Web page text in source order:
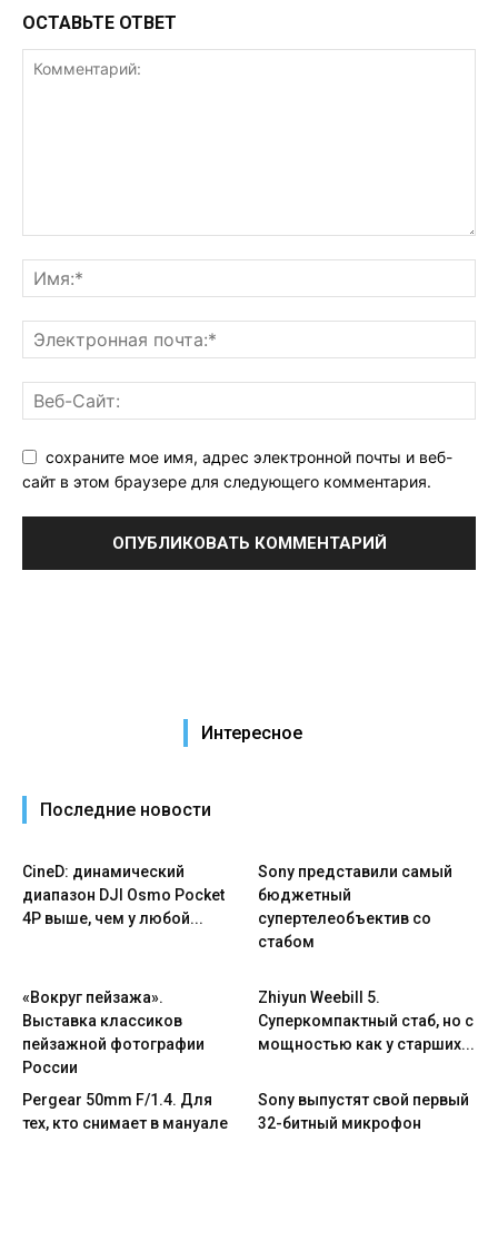
ОСТАВЬТЕ ОТВЕТ
сохраните мое имя, адрес электронной почты и веб-
сайт в этом браузере для следующего комментария.
Интересное
Последние новости
CineD: динамический
диапазон DJI Osmo Pocket
4P выше, чем у любой...
Sony представили самый
бюджетный
супертелеобъектив со
стабом
«Вокруг пейзажа».
Выставка классиков
пейзажной фотографии
России
Zhiyun Weebill 5.
Cуперкомпактный стаб, но с
мощностью как у старших...
Pergear 50mm F/1.4. Для
тех, кто снимает в мануале
Sony выпустят свой первый
32-битный микрофон